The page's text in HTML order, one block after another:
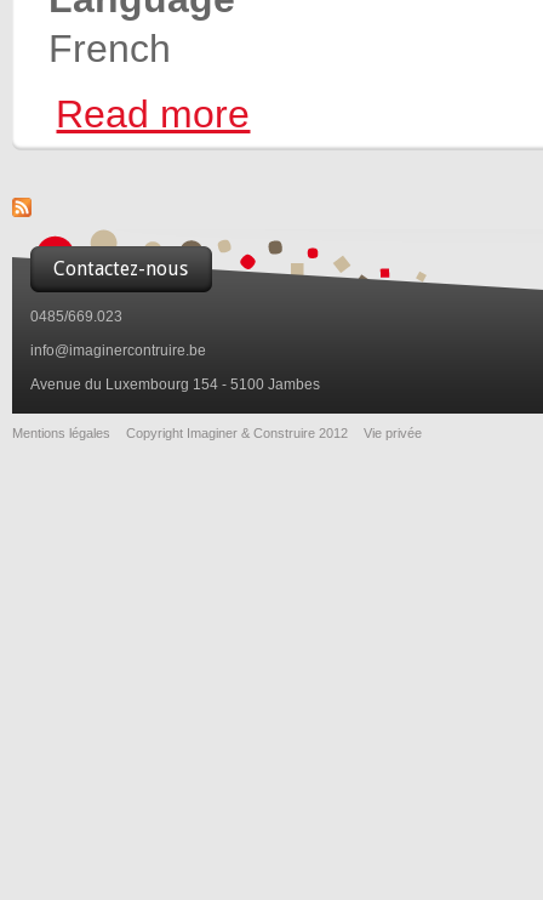
French
Read more
Contactez-nous
0485/669.023
info@imaginercontruire.be
Avenue du Luxembourg 154 - 5100 Jambes
Mentions légales Copyright Imaginer & Construire 2012 Vie privée